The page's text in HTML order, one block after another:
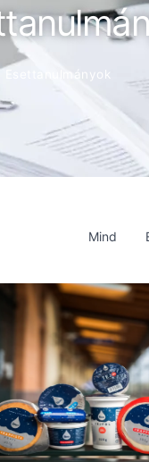
Esettanulmányok
Mind